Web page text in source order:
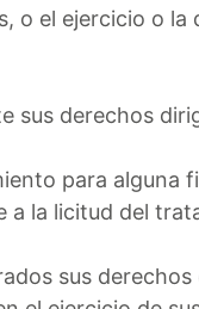
o el ejercicio o
sus derechos
para
a la licitud del
sus